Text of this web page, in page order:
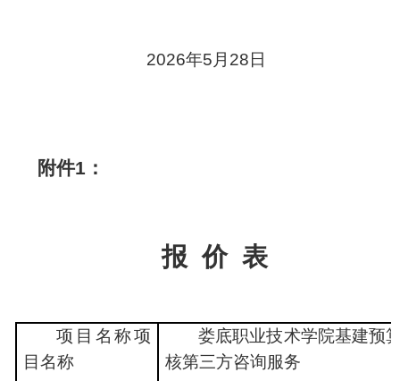
2026年5月28日
附件1 ：
报 价 表
项目名称项
目名称
娄底职业技术学院基建预
核第三方咨询服务